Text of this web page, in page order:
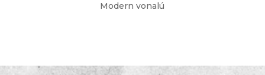
Modern vonalú